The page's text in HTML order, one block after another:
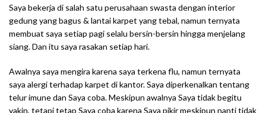
Saya bekerja di salah satu perusahaan swasta dengan interior
gedung yang bagus & lantai karpet yang tebal, namun ternyata
membuat saya setiap pagi selalu bersin-bersin hingga menjelang
siang. Dan itu saya rasakan setiap hari.
Awalnya saya mengira karena saya terkena flu, namun ternyata
saya alergi terhadap karpet di kantor. Saya diperkenalkan tentang
telur imune dan Saya coba. Meskipun awalnya Saya tidak begitu
yakin, tetapi tetap Saya coba karena Saya pikir meskipun nanti tidak